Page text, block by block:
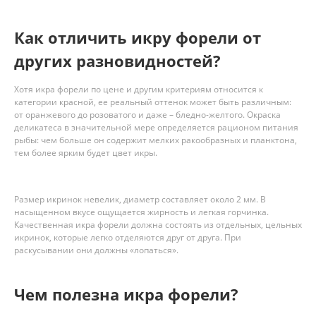
Как отличить икру форели от
других разновидностей?
Хотя икра форели по цене и другим критериям относится к
категории красной, ее реальный оттенок может быть различным:
от оранжевого до розоватого и даже – бледно-желтого. Окраска
деликатеса в значительной мере определяется рационом питания
рыбы: чем больше он содержит мелких ракообразных и планктона,
тем более ярким будет цвет икры.
Размер икринок невелик, диаметр составляет около 2 мм. В
насыщенном вкусе ощущается жирность и легкая горчинка.
Качественная икра форели должна состоять из отдельных, цельных
икринок, которые легко отделяются друг от друга. При
раскусывании они должны «лопаться».
Чем полезна икра форели?